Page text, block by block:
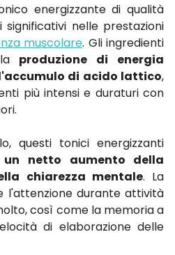
energizzante di qualità
nelle prestazioni
muscolare. Gli ingredienti
produzione di energia
di acido lattico,
più intensi e duraturi con
questi tonici energizzanti
un netto
aumento della
chiarezza mentale. La
l'attenzione durante attività
così come la memoria a
di elaborazione delle